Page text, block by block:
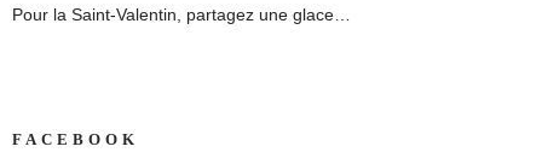
Pour la Saint-Valentin, partagez une glace…
FACEBOOK